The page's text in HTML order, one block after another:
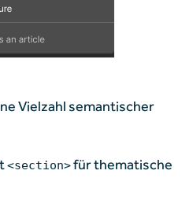
Vielzahl semantischer
<section>für thematische